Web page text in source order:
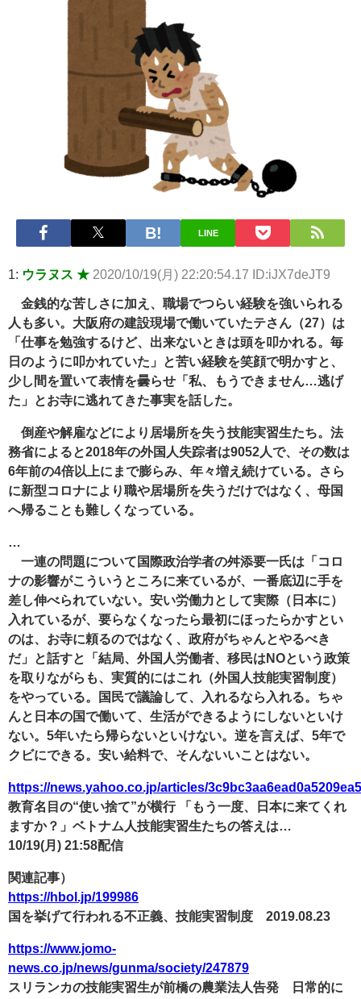
【画像】長濱ねる(27歳)の乳がヤバイと話題にｗｗｗｗ1700万バ
ズｗｗｗｗｗｗｗｗｗｗ 他 / 2chnaviヘッドライン
【画像】人気Vチューバーさん、とんでもない姿を披露ｗｗｗｗｗ
ｗｗｗｗｗ 他 / 2chnaviヘッドライン
【悲報】2050年の日本、独身ボッチ祭りが現実になるとかｗｗｗ
ｗ 他 / 2chnaviヘッドライン
Powered by livedoor 相互RSS
LINE
1: ウラヌス ★ 2020/10/19(月) 22:20:54.17 ID:iJX7deJT9
金銭的な苦しさに加え、職場でつらい経験を強いられる
人も多い。大阪府の建設現場で働いていたテさん（27）は
「仕事を勉強するけど、出来ないときは頭を叩かれる。毎
日のように叩かれていた」と苦い経験を笑顔で明かすと、
少し間を置いて表情を曇らせ「私、もうできません…逃げ
た」とお寺に逃れてきた事実を話した。
倒産や解雇などにより居場所を失う技能実習生たち。法
務省によると2018年の外国人失踪者は9052人で、その数は
6年前の4倍以上にまで膨らみ、年々増え続けている。さら
に新型コロナにより職や居場所を失うだけではなく、母国
へ帰ることも難しくなっている。
…
一連の問題について国際政治学者の舛添要一氏は「コロ
ナの影響がこういうところに来ているが、一番底辺に手を
差し伸べられていない。安い労働力として実際（日本に）
入れているが、要らなくなったら最初にほったらかすとい
のは、お寺に頼るのではなく、政府がちゃんとやるべき
だ」と話すと「結局、外国人労働者、移民はNOという政策
を取りながらも、実質的にはこれ（外国人技能実習制度）
をやっている。国民で議論して、入れるなら入れる。ちゃ
んと日本の国で働いて、生活ができるようにしないといけ
ない。5年いたら帰らないといけない。逆を言えば、5年で
クビにできる。安い給料で、そんないいことはない。
https://news.yahoo.co.jp/articles/
教育名目の“使い捨て”が横行 「もう一度、日本に来てくれ
ますか？」ベトナム人技能実習生たちの答えは…
10/19(月) 21:58配信
関連記事）
https://hbol.jp/199986
国を挙げて行われる不正義、技能実習制度 2019.08.23
https://www.jomo-
news.co.jp/news/gunma/society/247879
スリランカの技能実習生が前橋の農業法人告発 日常的に